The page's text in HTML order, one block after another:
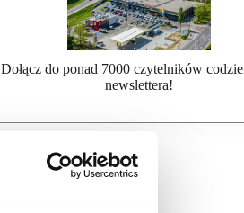
Dołącz do ponad 7000 czytelników
newslettera!